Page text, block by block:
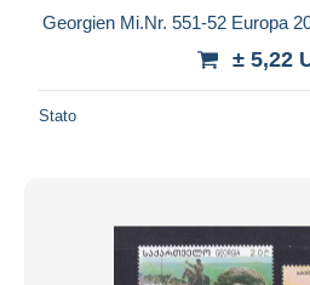
Georgien Mi.Nr. 551-52 Europa
± 5,22
Stato